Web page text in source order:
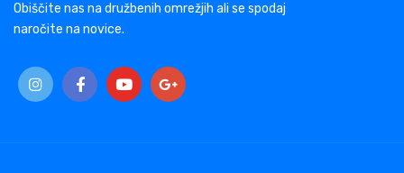
Obiščite nas na družbenih omrežjih ali se spodaj
naročite na novice.